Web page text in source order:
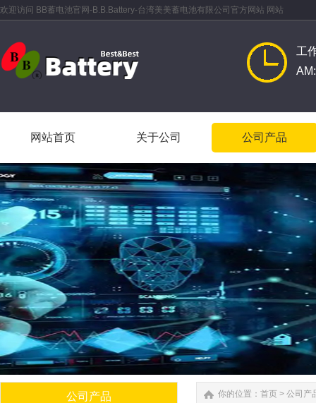
欢迎访问 BB蓄电池官网-B.B.Battery-台湾美美蓄电池有限公司官方网站 网站
工
网站首页 关于公司 公司产品
公司产品 你的位置： 首页 > 公司产